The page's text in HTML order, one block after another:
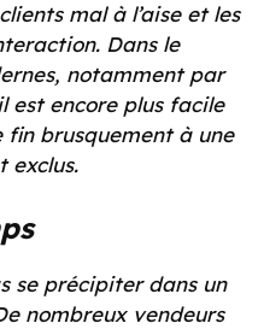
mal à l’aise et les
Dans le
notamment par
est encore plus facile
brusquement à une
exclus.
se précipiter dans un
nombreux vendeurs